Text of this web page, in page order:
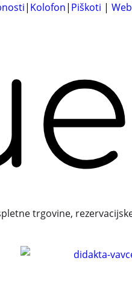
| Kolofon| Piškoti |
trgovine,